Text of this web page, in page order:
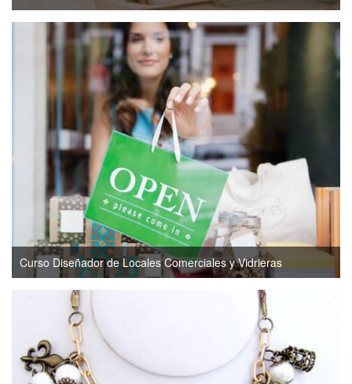
Curso Diseñador de Locales Comerciales y Vidrieras